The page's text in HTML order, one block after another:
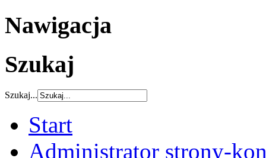
Nawigacja
Szukaj
Szukaj...
Start
Administrator strony-